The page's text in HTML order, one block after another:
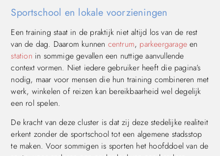
Sportschool en lokale voorzieningen
Een training staat in de praktijk niet altijd los van de rest
van de dag. Daarom kunnen centrum, parkeergarage en
station in sommige gevallen een nuttige aanvullende
context vormen. Niet iedere gebruiker heeft die pagina’s
nodig, maar voor mensen die hun training combineren met
werk, winkelen of reizen kan bereikbaarheid wel degelijk
een rol spelen.
De kracht van deze cluster is dat zij deze stedelijke realiteit
erkent zonder de sportschool tot een algemene stadsstop
te maken. Voor sommigen is sporten het hoofddoel van de